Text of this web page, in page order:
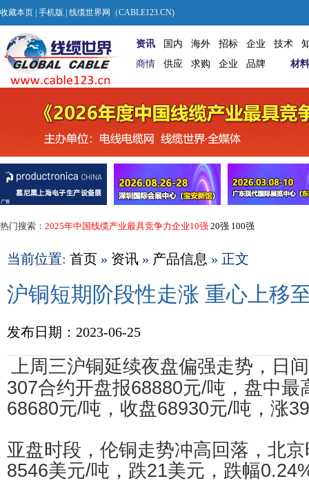
收藏本页 手机版 | 线缆世界网（CABLE123.CN)
资讯 国内 海外 招标 企业 技术
商情
供应 求购 企业 品牌 材料
热门搜索： 2025年中国线缆产业最具竞争力企业10强 20强 100强
当前位置: 首页 » 资讯 » 产品信息 » 正文
沪铜短期阶段性走涨 重心上移
发布日期：2023-06-25
上周三沪铜延续夜盘偏强走势，日
307合约开盘报68880元/吨，盘中最
68680元/吨，收盘68930元/吨，涨
亚盘时段，伦铜走势冲高回落，北
8546美元/吨，跌21美元，跌幅